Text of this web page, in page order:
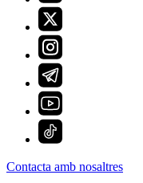
Contacta amb nosaltres